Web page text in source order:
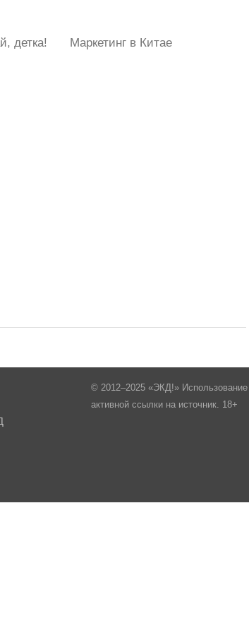
детка! Маркетинг в Китае
© 2012–2025 «ЭКД!»
активной ссылки на источник. 18+